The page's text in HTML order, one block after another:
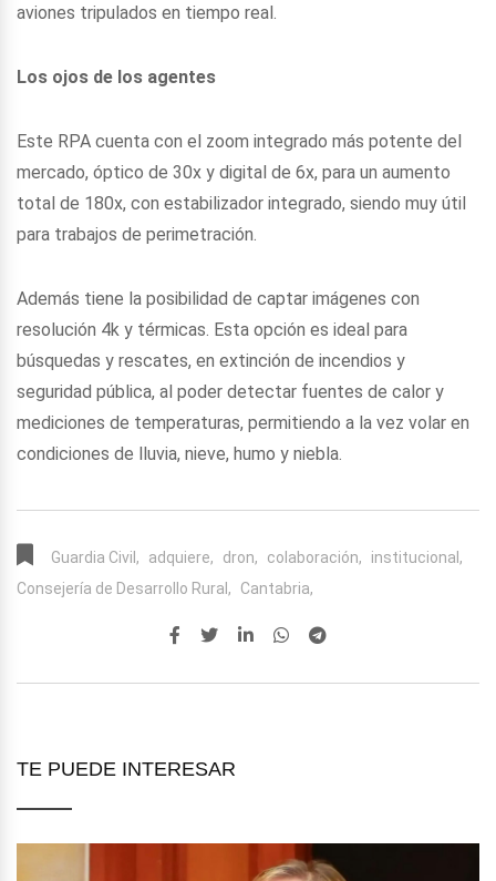
aviones tripulados en tiempo real.
Los ojos de los agentes
Este RPA cuenta con el zoom integrado más potente del
mercado, óptico de 30x y digital de 6x, para un aumento
total de 180x, con estabilizador integrado, siendo muy útil
para trabajos de perimetración.
Además tiene la posibilidad de captar imágenes con
resolución 4k y térmicas. Esta opción es ideal para
búsquedas y rescates, en extinción de incendios y
seguridad pública, al poder detectar fuentes de calor y
mediciones de temperaturas, permitiendo a la vez volar en
condiciones de lluvia, nieve, humo y niebla.
Guardia Civil, adquiere, dron, colaboración,
institucional,
Consejería de Desarrollo Rural,
Cantabria,
TE PUEDE INTERESAR